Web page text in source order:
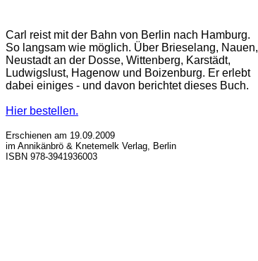
Carl reist mit der Bahn von Berlin nach Hamburg.
So langsam wie möglich. Über Brieselang, Nauen,
Neustadt an der Dosse, Wittenberg, Karstädt,
Ludwigslust, Hagenow und Boizenburg. Er erlebt
dabei einiges - und davon berichtet dieses Buch.
Hier bestellen.
Erschienen am 19.09.2009
im Annikänbrö & Knetemelk Verlag, Berlin
ISBN 978-3941936003